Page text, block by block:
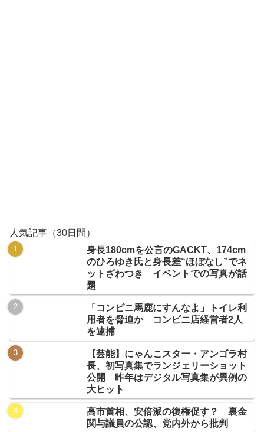
人気記事（30日間）
身長180cmを公言のGACKT、174cm
のひろゆき氏と身長差“ほぼなし”でネ
ットざわつき イベントでの写真が話
題
「コンビニ馬鹿にすんなよ」トイレ利
用者を脅迫か コンビニ店経営者2人
を逮捕
【芸能】にゃんこスター・アンゴラ村
長、初写真集でランジェリーショット
公開 昨年はデジタル写真集が異例の
大ヒット
高市首相、安倍派の復権促す？ 裏金
関与議員の公認、党内外から批判